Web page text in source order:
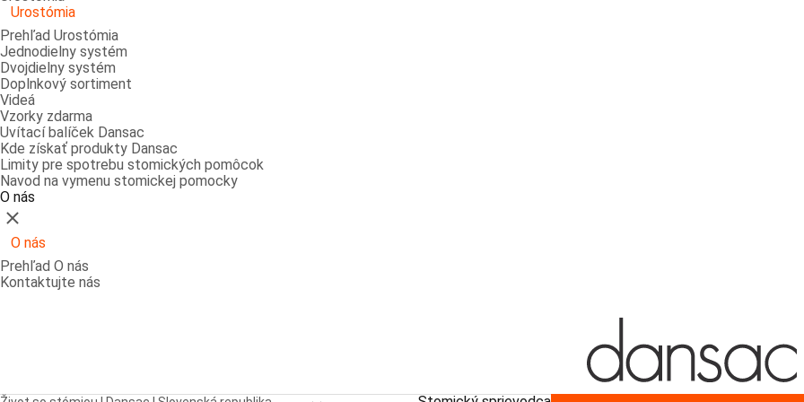
Urostómia
Prehľad Urostómia
Jednodielny systém
Dvojdielny systém
Doplnkový sortiment
Videá
Vzorky zdarma
Uvítací balíček Dansac
Kde získať produkty Dansac
Limity pre spotrebu stomických pomôcok
Navod na vymenu stomickej pomocky
O nás
Zatvoriť
O nás
Prehľad O nás
Kontaktujte nás